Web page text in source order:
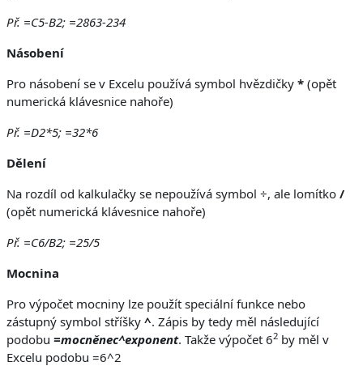
Př. =C5-B2; =2863-234
Násobení
Pro násobení se v Excelu používá symbol hvězdičky * (opět
numerická klávesnice nahoře)
Př. =D2*5; =32*6
Dělení
Na rozdíl od kalkulačky se nepoužívá symbol ÷, ale lomítko /
(opět numerická klávesnice nahoře)
Př. =C6/B2; =25/5
Mocnina
Pro výpočet mocniny lze použít speciální funkce nebo
zástupný symbol stříšky ^. Zápis by tedy měl následující
podobu =mocněnec^exponent. Takže výpočet 62 by měl v
Excelu podobu =6^2